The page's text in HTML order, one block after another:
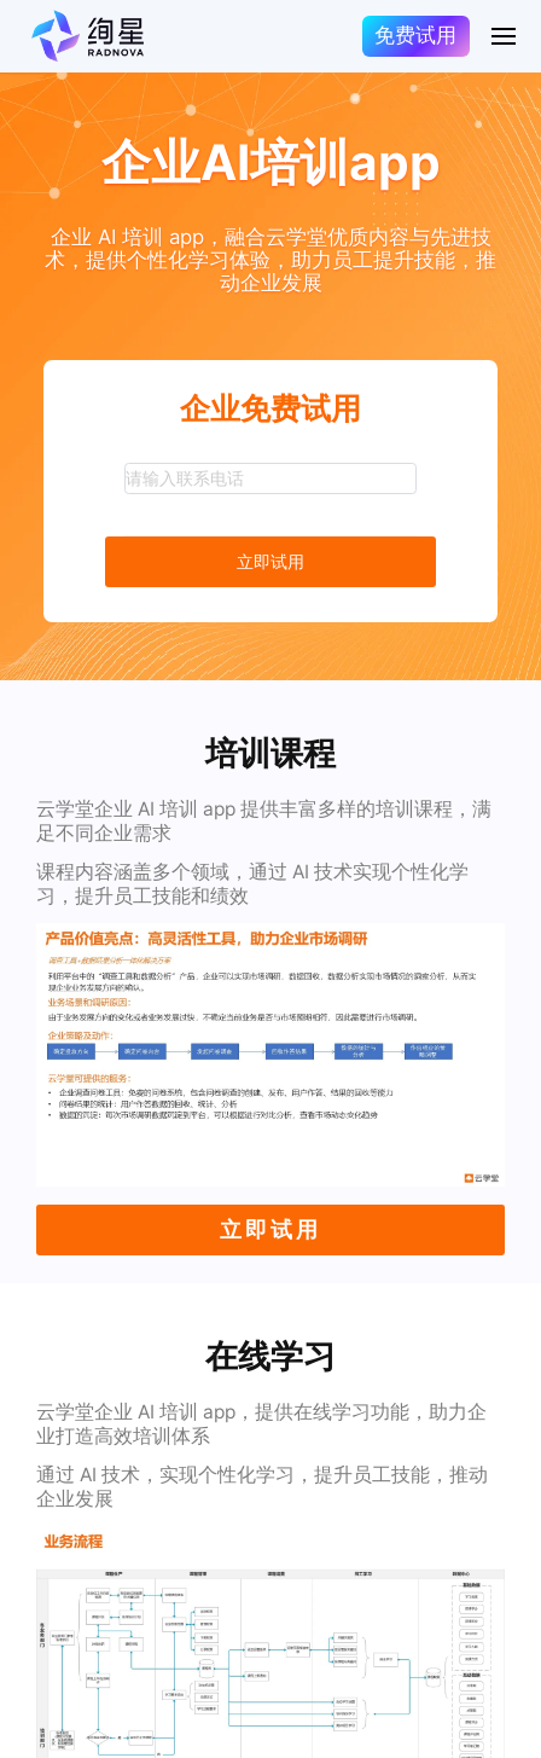
免费试用
企业AI培训app
企业 AI 培训 app，融合云学堂优质内容与先进技
术，提供个性化学习体验，助力员工提升技能，推
动企业发展
企业免费试用
立即试用
培训课程
云学堂企业 AI 培训 app 提供丰富多样的培训课程，满
足不同企业需求
课程内容涵盖多个领域，通过 AI 技术实现个性化学
习，提升员工技能和绩效
立即试用
在线学习
云学堂企业 AI 培训 app，提供在线学习功能，助力企
业打造高效培训体系
通过 AI 技术，实现个性化学习，提升员工技能，推动
企业发展